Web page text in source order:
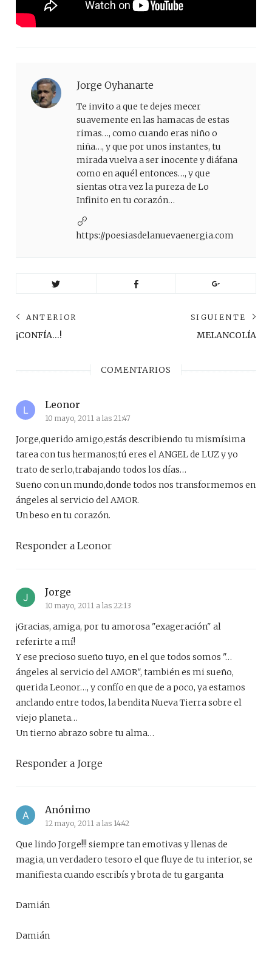
Jorge Oyhanarte
Te invito a que te dejes mecer
suavemente en las hamacas de estas
rimas…, como cuando eras niño o
niña…, y que por unos instantes, tu
mirada vuelva a ser inocente y diáfana
como en aquél entonces…, y que
sientas otra vez la pureza de Lo
Infinito en tu corazón…
https://poesiasdelanuevaenergia.com
Navegación
de
ANTERIOR
Anterior
¡CONFÍA…!
SIGUIENTE
MELANCOLÍA
COMENTARIOS
Leonor
10 mayo, 2011 a las 21:47
Jorge,querido amigo,estás describiendo tu mismísima
tarea con tus hermanos;tú eres el ANGEL de LUZ y yo
trato de serlo,trabajando todos los días…
Sueño con un mundo,donde todos nos transformemos en
ángeles al servicio del AMOR.
Un beso en tu corazón.
Responder a Leonor
Jorge
10 mayo, 2011 a las 22:13
¡Gracias, amiga, por tu amorosa "exageración" al
referirte a mí!
Y ese precioso sueño tuyo, en el que todos somos "…
ángeles al servicio del AMOR", también es mi sueño,
querida Leonor…, y confío en que de a poco, ya estamos
anclando entre todos, la bendita Nueva Tierra sobre el
viejo planeta…
Un tierno abrazo sobre tu alma…
Responder a Jorge
Anónimo
12 mayo, 2011 a las 14:42
Que lindo Jorge!!! siempre tan emotivas y llenas de
magia, un verdadero tesoro el que fluye de tu interior, se
manifiesta cuando escribís y brota de tu garganta
Damián
Damián